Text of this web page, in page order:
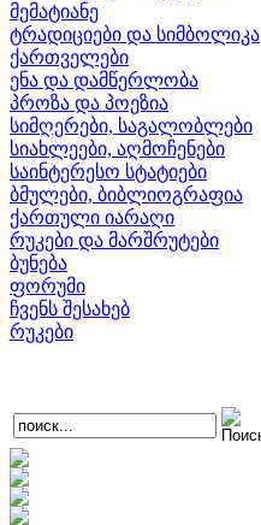
მემატიანე
ტრადიციები და სიმბოლიკა
ქართველები
ენა და დამწერლობა
პროზა და პოეზია
სიმღერები, საგალობლები
სიახლეები, აღმოჩენები
საინტერესო სტატიები
ბმულები, ბიბლიოგრაფია
ქართული იარაღი
რუკები და მარშრუტები
ბუნება
ფორუმი
ჩვენს შესახებ
რუკები